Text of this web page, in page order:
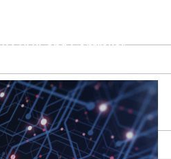
D PHY and Controller